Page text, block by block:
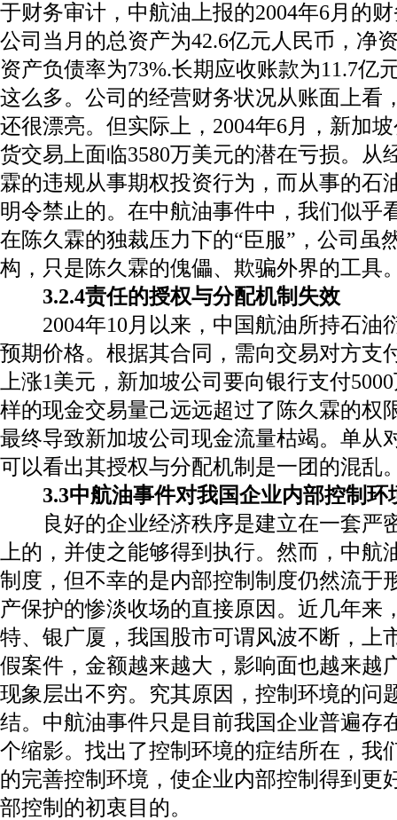
于财务审计，中航油上报的2004年6月的
公司当月的总资产为42.6亿元人民币，净
资产负债率为73%.长期应收账款为11.7亿
这么多。公司的经营财务状况从账面上看
还很漂亮。但实际上， 2004年6月，新加
货交易上面临3580万美元的潜在亏损。从
霖的违规从事期权投资行为，而从事的石
明令禁止的。在中航油事件中，我们似乎
在陈久霖的独裁压力下的“臣服”，公司虽
构，只是陈久霖的傀儡、欺骗外界的工具
3.2.4责任的授权与分配机制失效
2004年10 月以来，中国航油所持石油
预期价格。根据其合同，需向交易对方支
上涨1美元，新加坡公司要向银行支付5000
样的现金交易量己远远超过了陈久霖的权
最终导致新加坡公司现金流量枯竭。单从
可以看出其授权与分配机制是一团的混乱
3.3中航油事件对我国企业内部控制环
良好的企业经济秩序是建立在一套严
上的，并使之能够得到执行。然而，中航
制度，但不幸的是内部控制制度仍然流于
产保护的惨淡收场的直接原因。近几年来
特、银广厦，我国股市可谓风波不断，上
假案件，金额越来越大，影响面也越来越
现象层出不穷。究其原因，控制环境的问
结。中航油事件只是目前我国企业普遍存
个缩影。找出了控制环境的症结所在，我
的完善控制环境，使企业内部控制得到更
部控制的初衷目的。